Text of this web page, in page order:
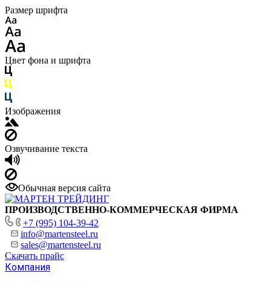
Размер шрифта
Цвет фона и шрифта
Изображения
Озвучивание текста
Обычная версия сайта
ПРОИЗВОДСТВЕННО-КОММЕРЧЕСКАЯ ФИРМА
+7 (995) 104-39-42
info@martensteel.ru
sales@martensteel.ru
Скачать прайс
Компания